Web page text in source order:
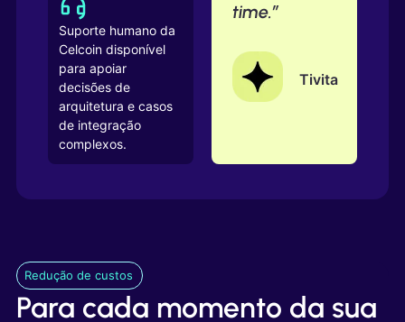
Suporte humano da
Celcoin disponível
para apoiar
decisões de
arquitetura e casos
de integração
complexos.
time.”
Tivita
Redução de custos
Para cada momento da sua